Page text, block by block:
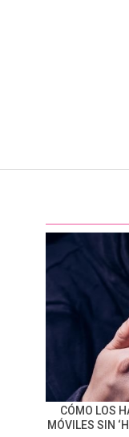
CÓMO LOS
MÓVILES SIN